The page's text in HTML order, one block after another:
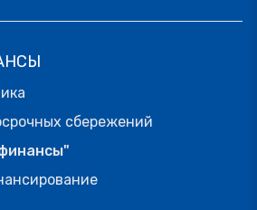
сбережений